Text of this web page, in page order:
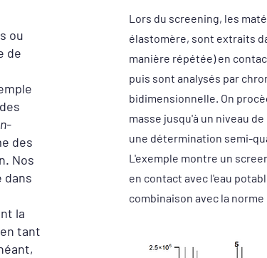
ou
de
des
Nos
dans
la
tant
Lors du screening, les
élastomère, sont extraits
manière répétée) en
puis sont analysés par
bidimensionnelle. On
masse jusqu'à un niveau
une détermination semi-
L'exemple montre un
en contact avec l'eau
combinaison avec la norme